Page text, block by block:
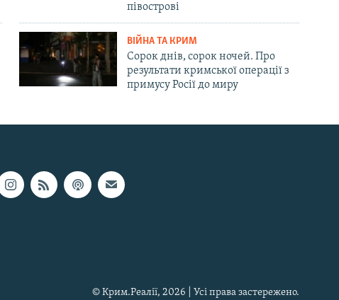
півострові
ВІЙНА ТА КРИМ
Сорок днів, сорок ночей. Про
результати кримської операції з
примусу Росії до миру
© Крим.Реалії, 2026 | Усі права застережено.